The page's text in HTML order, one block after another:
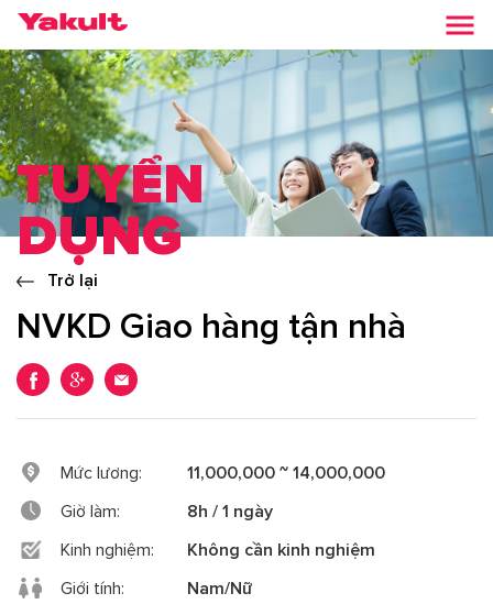
TUYỂN
DỤNG
Trở lại
NVKD Giao hàng tận nhà
Mức lương:
11,000,000 ~ 14,000,000
Giờ làm:
8h / 1 ngày
Kinh nghiệm:
Không cần kinh nghiệm
Giới tính:
Nam/Nữ